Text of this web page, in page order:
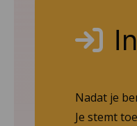
Nadat je
Je stemt